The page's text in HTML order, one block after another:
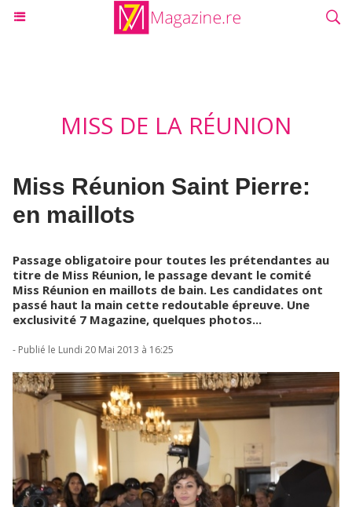
MISS DE LA RÉUNION
Miss Réunion Saint Pierre:
en maillots
Passage obligatoire pour toutes les prétendantes au
titre de Miss Réunion, le passage devant le comité
Miss Réunion en maillots de bain. Les candidates ont
passé haut la main cette redoutable épreuve. Une
exclusivité 7 Magazine, quelques photos...
- Publié le Lundi 20 Mai 2013 à 16:25